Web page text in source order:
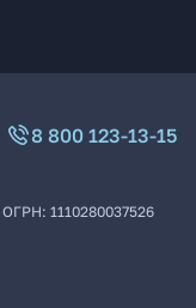
8 800 123-13-15
ОГРН: 1110280037526